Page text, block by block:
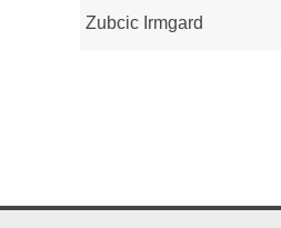
Zubcic Irmgard